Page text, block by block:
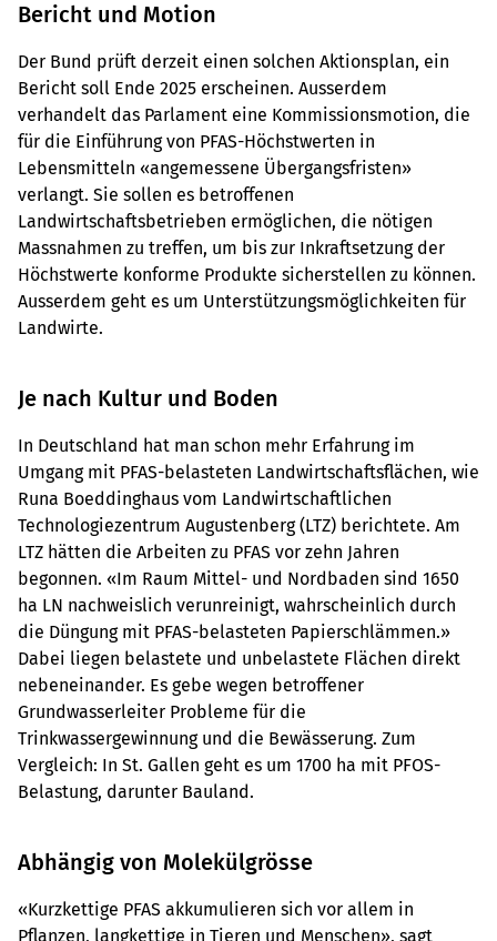
Bericht und Motion
Der Bund prüft derzeit einen solchen Aktionsplan, ein
Bericht soll Ende 2025 erscheinen. Ausserdem
verhandelt das Parlament eine Kommissionsmotion, die
für die Einführung von PFAS-Höchstwerten in
Lebensmitteln «angemessene Übergangsfristen»
verlangt. Sie sollen es betroffenen
Landwirtschaftsbetrieben ermöglichen, die nötigen
Massnahmen zu treffen, um bis zur Inkraftsetzung der
Höchstwerte konforme Produkte sicherstellen zu können.
Ausserdem geht es um Unterstützungsmöglichkeiten für
Landwirte.
Je nach Kultur und Boden
In Deutschland hat man schon mehr Erfahrung im
Umgang mit PFAS-belasteten Landwirtschaftsflächen, wie
Runa Boeddinghaus vom Landwirtschaftlichen
Technologiezentrum Augustenberg (LTZ) berichtete. Am
LTZ hätten die Arbeiten zu PFAS vor zehn Jahren
begonnen. «Im Raum Mittel- und Nordbaden sind 1650
ha LN nachweislich verunreinigt, wahrscheinlich durch
die Düngung mit PFAS-belasteten Papierschlämmen.»
Dabei liegen belastete und unbelastete Flächen direkt
nebeneinander. Es gebe wegen betroffener
Grundwasserleiter Probleme für die
Trinkwassergewinnung und die Bewässerung. Zum
Vergleich: In St. Gallen geht es um 1700 ha mit PFOS-
Belastung, darunter Bauland.
Abhängig von Molekülgrösse
«Kurzkettige PFAS akkumulieren sich vor allem in
Pflanzen, langkettige in Tieren und Menschen», sagt